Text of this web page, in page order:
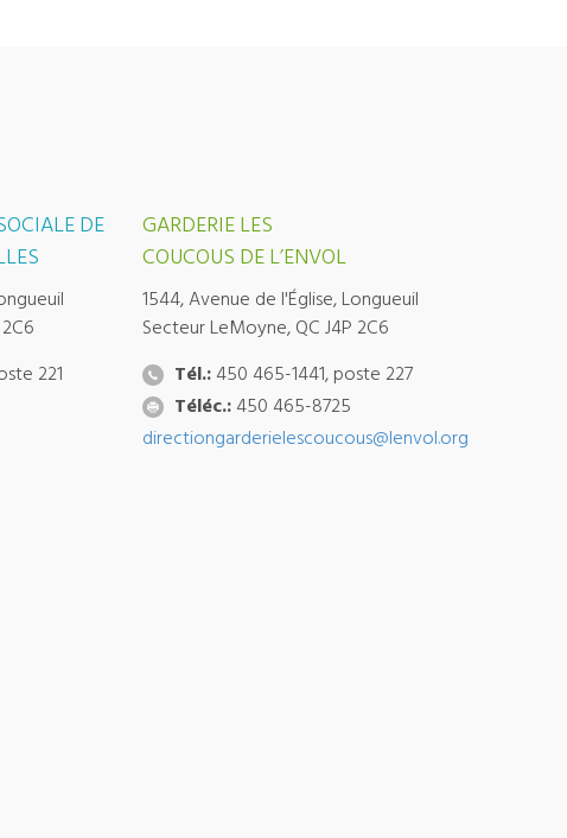
DE
221
GARDERIE LES
COUCOUS DE L’ENVOL
1544, Avenue de l'Église, Longueuil
Secteur LeMoyne, QC J4P 2C6
Tél.:450 465-1441, poste 227
Téléc.:450 465-8725
directiongarderielescoucous@lenvol.org